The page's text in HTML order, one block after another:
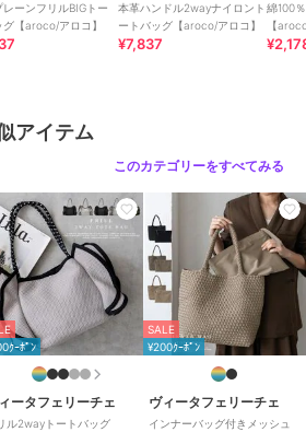
、グレーベージュ、ライトグ
、ホワイト、ツイードブラッ
コルク、ツイードホワイト
のお取り扱い方法
皮革/人工皮革 /メッシュ
/フリル /中（幅21～30cm
）/ ライフスタイル
フィ
ネス・ヨガ/カジュアル/
/軽量 700ｇ以下/
2WAY以
旅行・出張対応
トバッグ
皮革/人工皮革 /
/フリル/中（幅21～30cm
）/ライフスタイル
フィ
レーンフリルBIGトー
グ【aroco/アロコ】
本革ハンドル2wayナイロント
ートバッグ【aroco/アロコ】
¥7,837
綿100
【
アイテム
このカテゴリーをすべてみる
ｸｰﾎﾟﾝ
ータフェリーチェ
ル2wayトートバッグ
SALE
¥200ｸｰﾎﾟﾝ
ヴィータフェリーチェ
インナーバッグ付きメッシュ